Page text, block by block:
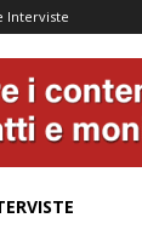
Interviste